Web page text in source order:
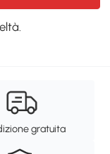
gratuita